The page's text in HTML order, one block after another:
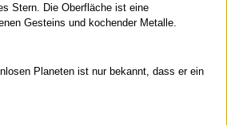
Stern. Die Oberfläche ist eine
Gesteins und kochender Metalle.
Planeten ist nur bekannt, dass er ein